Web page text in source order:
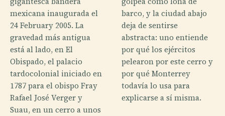
mexicana inaugurada el
24 February 2005. La
gravedad más antigua
está al lado, en El
Obispado, el palacio
tardocolonial iniciado en
1787 para el obispo Fray
Rafael José Verger y
Suau, en un cerro a unos
barco, y la ciudad abajo
deja de sentirse
abstracta: uno entiende
por qué los ejércitos
pelearon por este cerro y
por qué Monterrey
todavía lo usa para
explicarse a sí misma.